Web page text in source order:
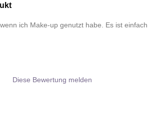
ich Make-up genutzt habe. Es ist einfach
Diese Bewertung melden